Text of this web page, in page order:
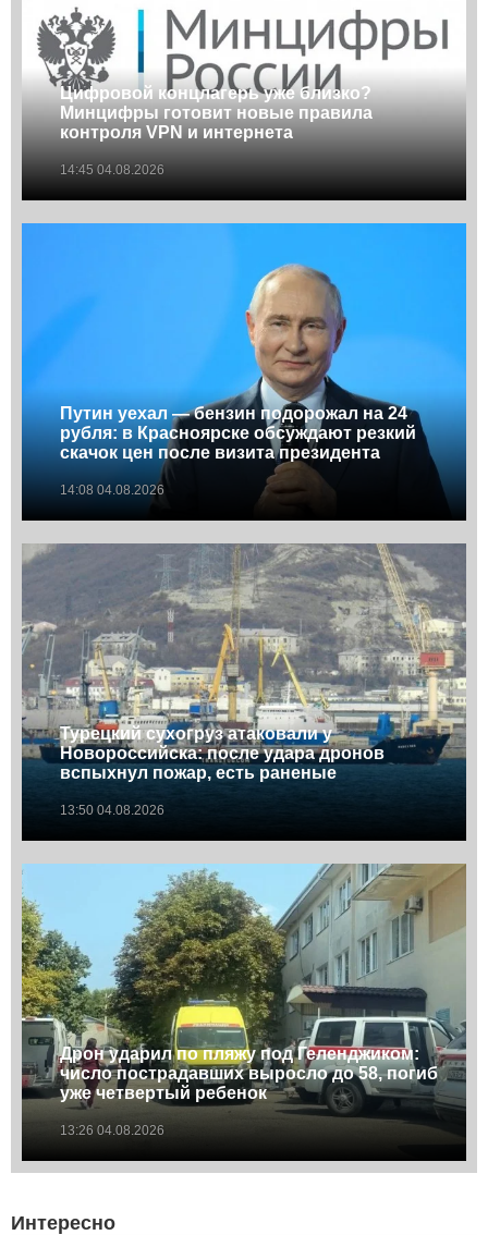
Цифровой концлагерь уже близко?
Минцифры готовит новые правила
контроля VPN и интернета
14:45 04.08.2026
Путин уехал — бензин подорожал на 24
рубля: в Красноярске обсуждают резкий
скачок цен после визита президента
14:08 04.08.2026
Турецкий сухогруз атаковали у
Новороссийска: после удара дронов
вспыхнул пожар, есть раненые
13:50 04.08.2026
Дрон ударил по пляжу под Геленджиком:
число пострадавших выросло до 58, погиб
уже четвертый ребенок
13:26 04.08.2026
Интересно